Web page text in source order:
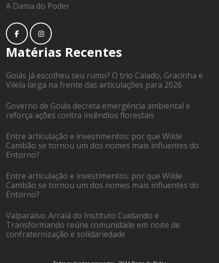
A Dama do Poder
Matérias Recentes
Goiás já escolheu seu rumo? O trio Caiado, Gracinha e
Vilela larga na frente das articulações para 2026
Governo de Goiás decreta emergência ambiental e
reforça ações contra incêndios florestais
Entre articulação e investimentos: por que Wilde
Cambão se tornou um dos nomes mais influentes do
Entorno?
Entre articulação e investimentos: por que Wilde
Cambão se tornou um dos nomes mais influentes do
Entorno?
Valparaíso: Arraiá do Instituto Cuidando e
Transformando reúne comunidade em noite de
confraternização e solidariedade